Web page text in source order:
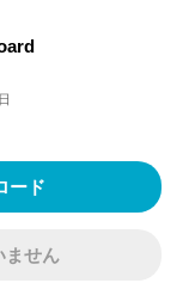
ード
ません